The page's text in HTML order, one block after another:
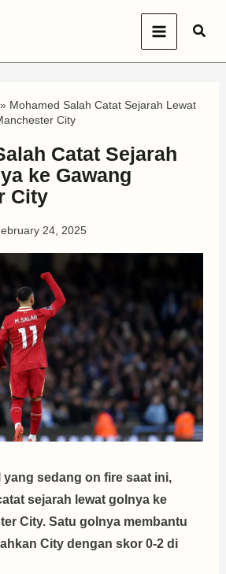
Mohamed Salah Catat Sejarah Lewat
City
Catat Sejarah
ke Gawang
City
24, 2025
yang sedang on fire saat ini,
sejarah lewat golnya ke
City. Satu golnya membantu
City dengan skor 0-2 di